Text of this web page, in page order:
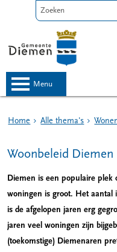
menu
Home Alle thema's
Woonbeleid Diemen
Diemen is een populaire plek
woningen is groot. Het aantal
is de afgelopen jaren erg
jaren veel woningen zijn
(toekomstige) Diemenaren